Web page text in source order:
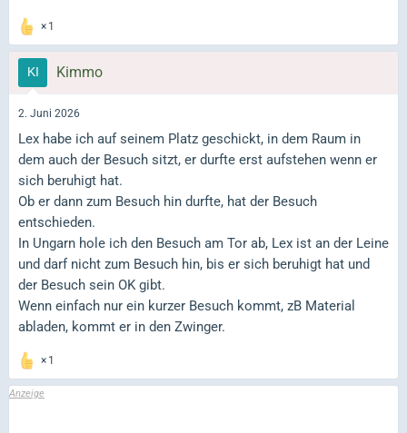
1
Kimmo
2. Juni 2026
Lex habe ich auf seinem Platz geschickt, in dem Raum in
dem auch der Besuch sitzt, er durfte erst aufstehen wenn er
sich beruhigt hat.
Ob er dann zum Besuch hin durfte, hat der Besuch
entschieden.
In Ungarn hole ich den Besuch am Tor ab, Lex ist an der Leine
und darf nicht zum Besuch hin, bis er sich beruhigt hat und
der Besuch sein OK gibt.
Wenn einfach nur ein kurzer Besuch kommt, zB Material
abladen, kommt er in den Zwinger.
1